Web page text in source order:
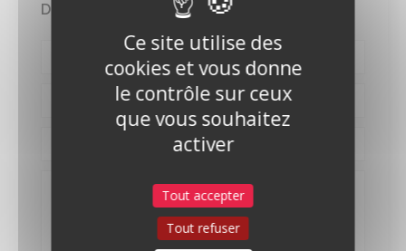
Demande de contact
Ce site utilise des
cookies et vous donne
le contrôle sur ceux
que vous souhaitez
activer
Tout accepter
Tout refuser